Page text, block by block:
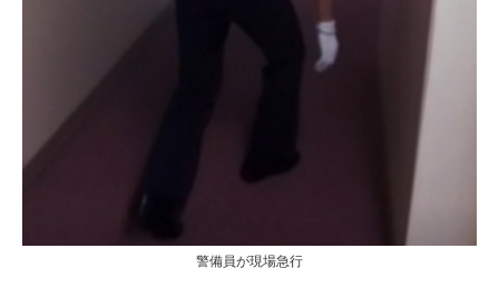
警備員が現場急行